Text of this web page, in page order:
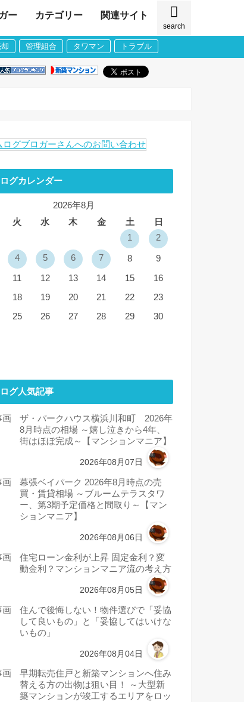
search
ー カテゴリー 関連サイト
管理組合 タワマン トラブル
グカレンダー
2026年8月
火 水 木 金 土
日
1
2
4 5 6 7 8 9
11 12 13 14 15
16
18 19 20 21 22
23
25 26 27 28 29
30
グ人気記事
ザ・パークハウス横浜川和町 2026年
8月時点の相場 ～嬉し泣きから4年、
街はほぼ完成～【マンションマニア】
2026年08月07日
幕張ベイパーク 2026年8月時点の売
買・賃貸相場 ～ブルームテラスタワ
ー、第3期予定価格と間取り～【マン
ションマニア】
2026年08月06日
住宅ローン金利が上昇 固定金利？変
動金利？マンションマニア流の考え方
2026年08月05日
住んで後悔しない！物件選びで「妥協
して良いもの」と「妥協してはいけな
いもの」
2026年08月04日
早期転売住戸と新築マンションへ住み
替える方の出物は狙い目！ ～大型新
築マンションが竣工するエリアをロッ